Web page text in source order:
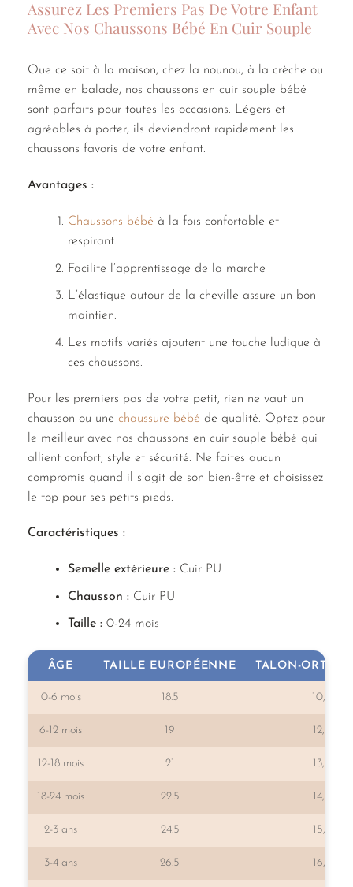
Assurez Les Premiers Pas De Votre Enfant
Avec Nos Chaussons Bébé En Cuir Souple
Que ce soit à la maison, chez la nounou, à la crèche ou
même en balade, nos chaussons en cuir souple bébé
sont parfaits pour toutes les occasions. Légers et
agréables à porter, ils deviendront rapidement les
chaussons favoris de votre enfant.
Avantages :
Chaussons bébé à la fois confortable et
respirant.
Facilite l’apprentissage de la marche
L’élastique autour de la cheville assure un bon
maintien.
Les motifs variés ajoutent une touche ludique à
ces chaussons.
Pour les premiers pas de votre petit, rien ne vaut un
chausson ou une chaussure bébé de qualité. Optez pour
le meilleur avec nos chaussons en cuir souple bébé qui
allient confort, style et sécurité. Ne faites aucun
compromis quand il s’agit de son bien-être et choisissez
le top pour ses petits pieds.
Caractéristiques :
Semelle extérieure :Cuir PU
Chausson :Cuir PU
Taille :0-24 mois
ÂGE TAILLE EUROPÉENNE TALON-
0-6 mois 18.5 10,7
6-12 mois 19 12,2
12-18 mois 21 13,2
18-24 mois 22.5 14,2
2-3 ans 24.5 15,2
3-4 ans 26.5 16,2